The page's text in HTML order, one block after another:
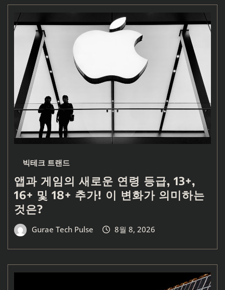
빅테크 트랜드
앱과 게임의 새로운 연령 등급, 13+,
16+ 및 18+ 추가! 이 변화가 의미하는
것은?
Gurae Tech Pulse 8월 8, 2026